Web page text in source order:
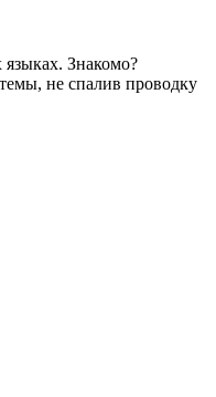
Знакомо?
не спалив проводку